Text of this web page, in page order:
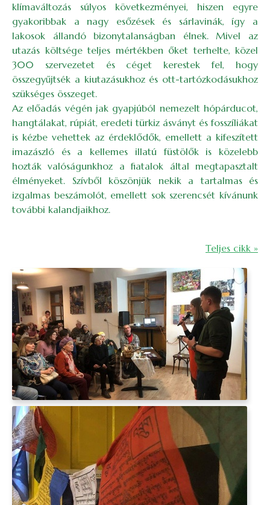
klímaváltozás súlyos következményei, hiszen egyre
gyakoribbak a nagy esőzések és sárlavinák, így a
lakosok állandó bizonytalanságban élnek. Mivel az
utazás költsége teljes mértékben őket terhelte, közel
300 szervezetet és céget kerestek fel, hogy
összegyűjtsék a kiutazásukhoz és ott-tartózkodásukhoz
szükséges összeget.
Az előadás végén jak gyapjúból nemezelt hópárducot,
hangtálakat, rúpiát, eredeti türkiz ásványt és fosszíliákat
is kézbe vehettek az érdeklődők, emellett a kifeszített
imazászló és a kellemes illatú füstölők is közelebb
hozták valóságunkhoz a fiatalok által megtapasztalt
élményeket. Szívből köszönjük nekik a tartalmas és
izgalmas beszámolót, emellett sok szerencsét kívánunk
további kalandjaikhoz.
Teljes cikk »